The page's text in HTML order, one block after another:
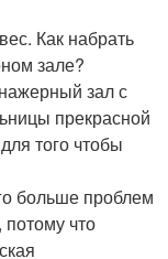
Как набрать
зале?
зал с
прекрасной
того чтобы
больше проблем
что